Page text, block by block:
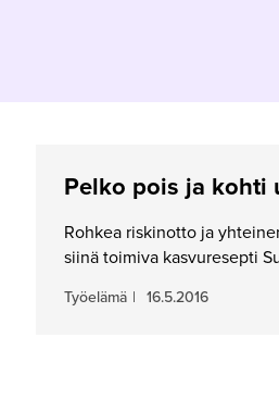
Pelko pois ja kohti
Rohkea riskinotto ja
siinä toimiva kasvuresepti
Työelämä | 16.5.2016